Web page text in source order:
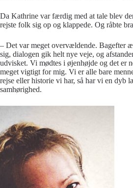
Da Kathrine var færdig med at tale blev
rejste folk sig op og klappede. Og råbte
– Det var meget overvældende. Bagefter
sig, dialogen gik helt nye veje, og
udvisket. Vi mødtes i øjenhøjde og det er
meget vigtigt for mig. Vi er alle bare
rejse eller historie vi har, så har vi en dyb
samhørighed.